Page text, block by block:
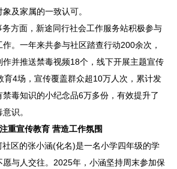
及家属的一致认可。
方面，新途同行社会工作服务站积极参与
。一年来共参与社区踏查行动200余次，
并推送禁毒视频18个，线下开展主题宣传
育4场，宣传覆盖群众超10万人次，累计发
毒知识的小纪念品6万多份，有效提升了
识。
注重宣传教育 营造工作氛围
区的张小涵(化名)是一名小学四年级的学
与人交往。2025年，小涵坚持周末参加保